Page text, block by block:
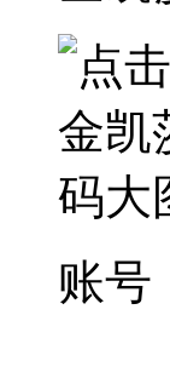
账号